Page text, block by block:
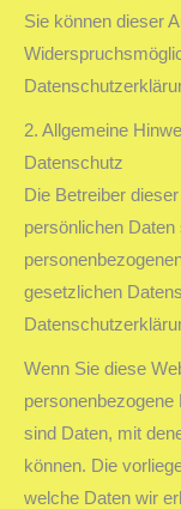
Sie können dieser
2. Allgemeine
Datenschutz
Die Betreiber
persönlichen
gesetzlichen
Wenn Sie diese
sind Daten, mit
können. Die
welche Daten wir